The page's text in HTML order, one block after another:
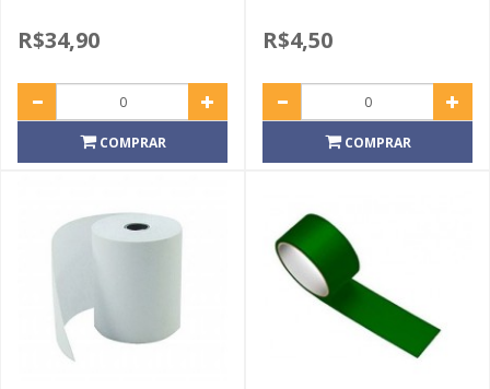
R$34,90
COMPRAR
R$4,50
COMPRAR